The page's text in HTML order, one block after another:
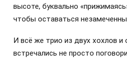
высоте, буквально
чтобы оставаться
И всё же трио из двух хохлов и
встречались не просто